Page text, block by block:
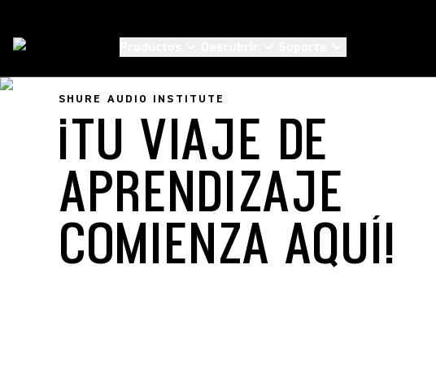
SHURE AUDIO INSTITUTE
¡TU VIAJE DE
APRENDIZAJE
COMIENZA AQUÍ!